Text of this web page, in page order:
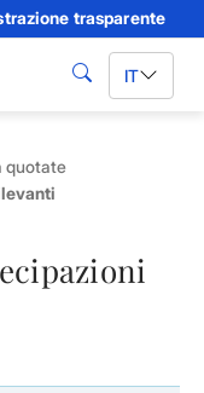
trasparente
cerca IT
quotate